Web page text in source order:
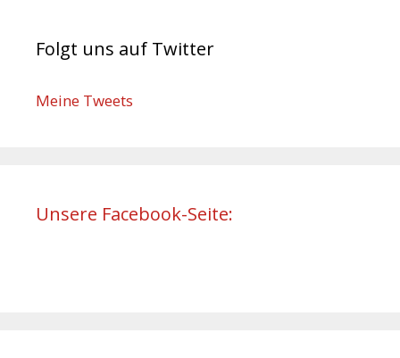
Folgt uns auf Twitter
Meine Tweets
Unsere Facebook-Seite: